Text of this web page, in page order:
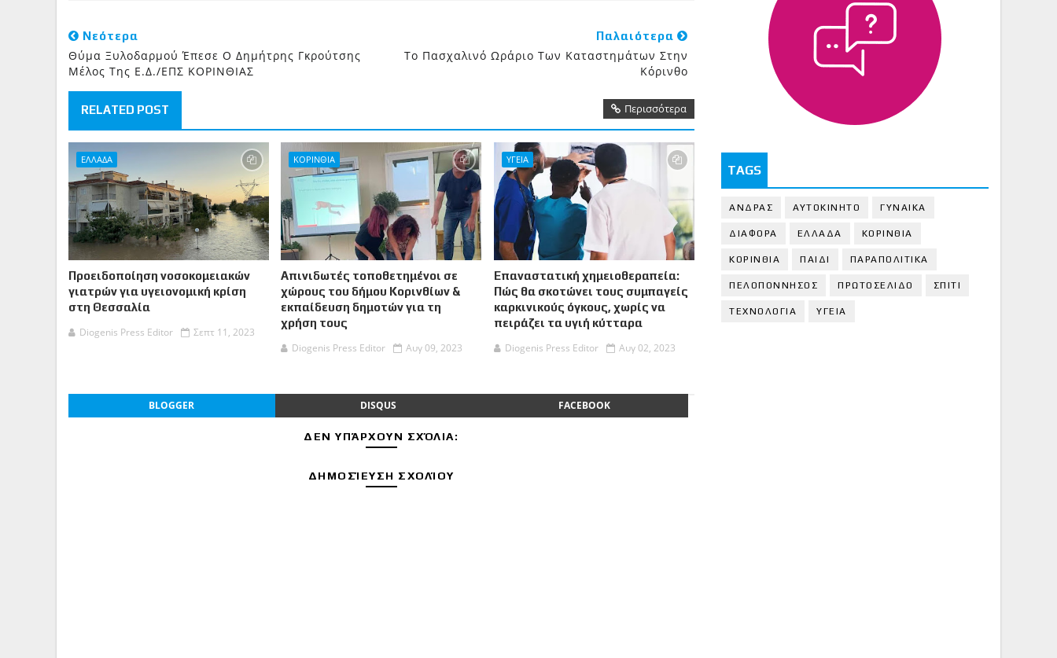
Νεότερα
Θύμα Ξυλοδαρμού Έπεσε Ο Δημήτρης Γκρούτσης
Μέλος Της Ε.Δ./ΕΠΣ ΚΟΡΙΝΘΙΑΣ
Παλαιότερα
Το Πασχαλινό Ωράριο Των Καταστημάτων Στην
Κόρινθο
RELATED POST Περισσότερα
ΕΛΛΑΔΑ
Προειδοποίηση νοσοκομειακών
γιατρών για υγειονομική κρίση
στη Θεσσαλία
Diogenis Press Editor
Σεπτ 11, 2023
ΚΟΡΙΝΘΙΑ
Απινιδωτές τοποθετημένοι σε
χώρους του δήμου Κορινθίων &
εκπαίδευση δημοτών για τη
χρήση τους
Diogenis Press Editor
Αυγ 09, 2023
ΥΓΕΙΑ
Επαναστατική χημειοθεραπεία:
Πώς θα σκοτώνει τους συμπαγείς
καρκινικούς όγκους, χωρίς να
πειράζει τα υγιή κύτταρα
Diogenis Press Editor
Αυγ 02, 2023
BLOGGER DISQUS FACEBOOK
ΔΕΝ ΥΠΆΡΧΟΥΝ ΣΧΌΛΙΑ:
ΔΗΜΟΣΊΕΥΣΗ ΣΧΟΛΊΟΥ
TAGS
ΑΝΔΡΑΣ ΑΥΤΟΚΙΝΗΤΟ ΓΥΝΑΙΚΑ
ΔΙΑΦΟΡΑ ΕΛΛΑΔΑ ΚΟΡΙΝΘΙΑ
ΚΟΡΙΝΘΙA ΠΑΙΔΙ ΠΑΡΑΠΟΛΙΤΙΚΑ
ΠΕΛΟΠΟΝΝΗΣΟΣ ΠΡΩΤΟΣΕΛΙΔΟ ΣΠΙΤΙ
ΤΕΧΝΟΛΟΓΙΑ ΥΓΕΙΑ